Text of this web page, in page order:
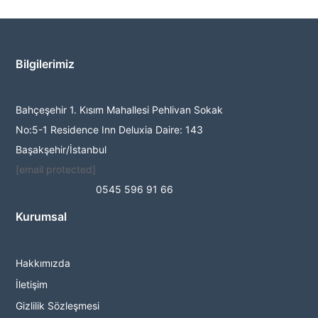
Bilgilerimiz
Bahçeşehir 1. Kısım Mahallesi Pehlivan Sokak
No:5-1 Residence Inn Deluxia Daire: 143
Başakşehir/İstanbul
[email protected]
0545 596 91 66
Kurumsal
Hakkımızda
İletişim
Gizlilik Sözleşmesi